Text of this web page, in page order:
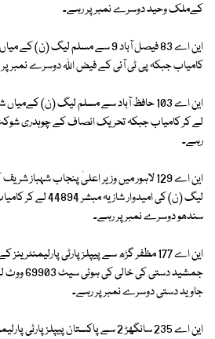
کےملک وحید دوسرے نمبر پر رہے۔
کامیاب جبکہ پی ٹی آئی کے فیض اللہ دوسرے نمبر
لے کر کامیاب جبکہ تحریک انصاف کے چوہدری
رہے۔
این اے 129 لاہور میں وزیر اعلیٰ پنجاب
لیگ (ن) کی امیدوار
سندھو دوسرے نمبر پر رہے۔
این اے 177 مظفر گڑھ سے پیپلز پارٹی
جمشید
جاوید دستی دوسرے نمبر پر رہے۔
این اے 235 سانگھڑ 2 سے پاکستان پیپلز